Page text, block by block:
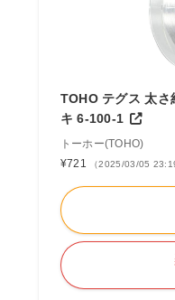
TOHO テグス 太
キ 6-100-1
トーホー(TOHO)
¥721
（2025/03/05